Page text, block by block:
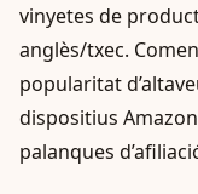
vinyetes de
anglès/txec.
popularitat
dispositius
palanques